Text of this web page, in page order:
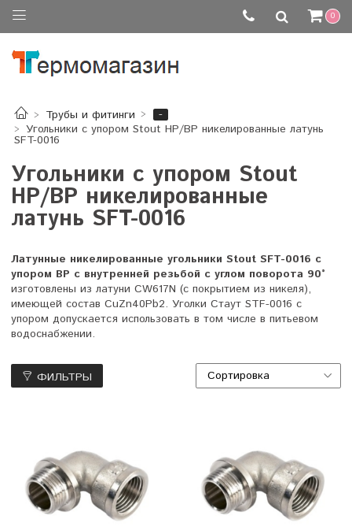
0
Трубы и фитинги
-
Угольники с упором Stout НР/ВР никелированные латунь
SFT-0016
Угольники с упором Stout
НР/ВР никелированные
латунь SFT-0016
Латунные никелированные угольники Stout SFT-0016 с
упором ВР с внутренней резьбой с углом поворота 90°
изготовлены из латуни CW617N (с покрытием из никеля),
имеющей состав CuZn40Pb2. Уголки Стаут STF-0016 с
упором допускается использовать в том числе в питьевом
водоснабжении.
ФИЛЬТРЫ